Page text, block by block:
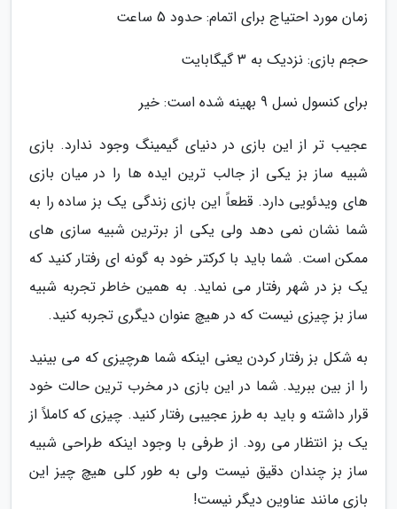
زمان مورد احتیاج برای اتمام: حدود 5 ساعت
حجم بازی: نزدیک به 3 گیگابایت
برای کنسول نسل 9 بهینه شده است: خیر
عجیب تر از این بازی در دنیای گیمینگ وجود ندارد. بازی
شبیه ساز بز یکی از جالب ترین ایده ها را در میان بازی
های ویدئویی دارد. قطعاً این بازی زندگی یک بز ساده را به
شما نشان نمی دهد ولی یکی از برترین شبیه سازی های
ممکن است. شما باید با کرکتر خود به گونه ای رفتار کنید که
یک بز در شهر رفتار می نماید. به همین خاطر تجربه شبیه
ساز بز چیزی نیست که در هیچ عنوان دیگری تجربه کنید.
به شکل بز رفتار کردن یعنی اینکه شما هرچیزی که می بینید
را از بین ببرید. شما در این بازی در مخرب ترین حالت خود
قرار داشته و باید به طرز عجیبی رفتار کنید. چیزی که کاملاً از
یک بز انتظار می رود. از طرفی با وجود اینکه طراحی شبیه
ساز بز چندان دقیق نیست ولی به طور کلی هیچ چیز این
بازی مانند عناوین دیگر نیست!